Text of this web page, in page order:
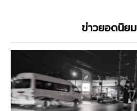
ข่าวยอดนิยม